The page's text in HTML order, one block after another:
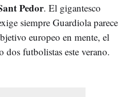
Pedor. El gigantesco
siempre Guardiola parece
europeo en mente, el
futbolistas este verano.